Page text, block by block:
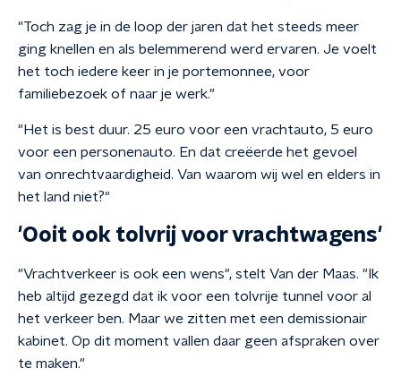
"Toch zag je in de loop der jaren dat het steeds meer
ging knellen en als belemmerend werd ervaren. Je voelt
het toch iedere keer in je portemonnee, voor
familiebezoek of naar je werk."
"Het is best duur. 25 euro voor een vrachtauto, 5 euro
voor een personenauto. En dat creëerde het gevoel
van onrechtvaardigheid. Van waarom wij wel en elders in
het land niet?"
'Ooit ook tolvrij voor vrachtwagens'
"Vrachtverkeer is ook een wens", stelt Van der Maas. "Ik
heb altijd gezegd dat ik voor een tolvrije tunnel voor al
het verkeer ben. Maar we zitten met een demissionair
kabinet. Op dit moment vallen daar geen afspraken over
te maken."